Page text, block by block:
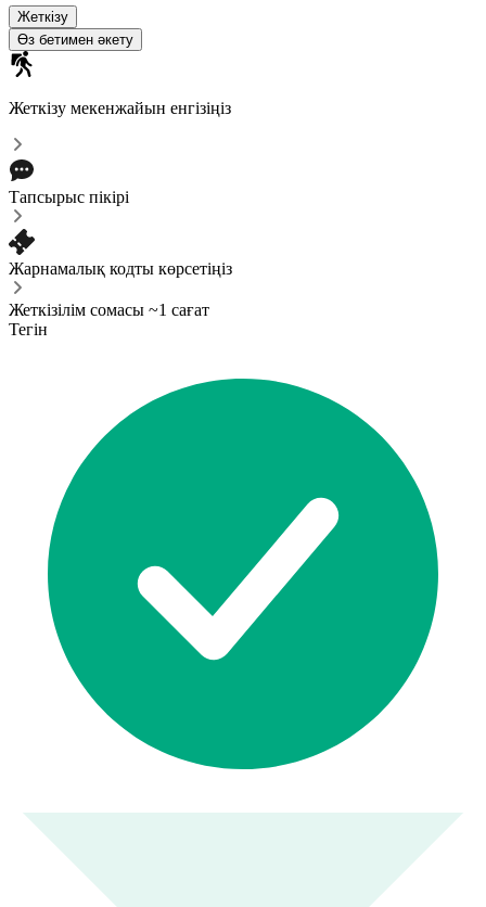
Жеткізу
Өз бетимен әкету
Жеткізу мекенжайын енгізіңіз
Тапсырыс пікірі
Жарнамалық кодты көрсетіңіз
Жеткізілім сомасы ~1 сағат
Тегін